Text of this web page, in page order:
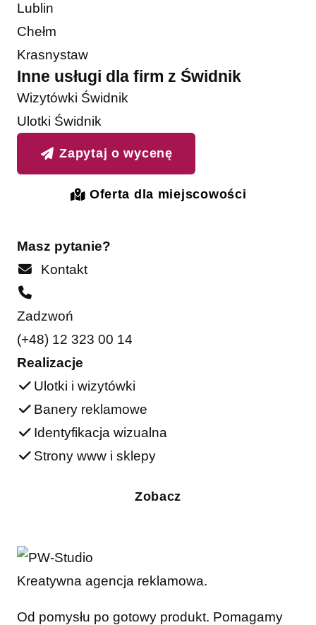
Lublin
Chełm
Krasnystaw
Inne usługi dla firm z Świdnik
Wizytówki Świdnik
Ulotki Świdnik
Zapytaj o wycenę
Oferta dla miejscowości
Masz pytanie?
Kontakt
Zadzwoń
(+48) 12 323 00 14
Realizacje
Ulotki i wizytówki
Banery reklamowe
Identyfikacja wizualna
Strony www i sklepy
Zobacz
Kreatywna agencja reklamowa.
Od pomysłu po gotowy produkt. Pomagamy